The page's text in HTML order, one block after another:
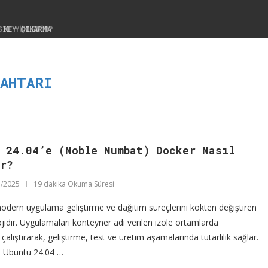
YÜKLENIR?
24.04’e (Noble Numbat) Docker Nasıl
19 dakika Okuma Süresi
uygulama geliştirme ve dağıtım süreçlerini kökten değiştiren
Uygulamaları konteyner adı verilen izole ortamlarda
geliştirme, test ve üretim aşamalarında tutarlılık sağlar.
Ubuntu 24.04 …